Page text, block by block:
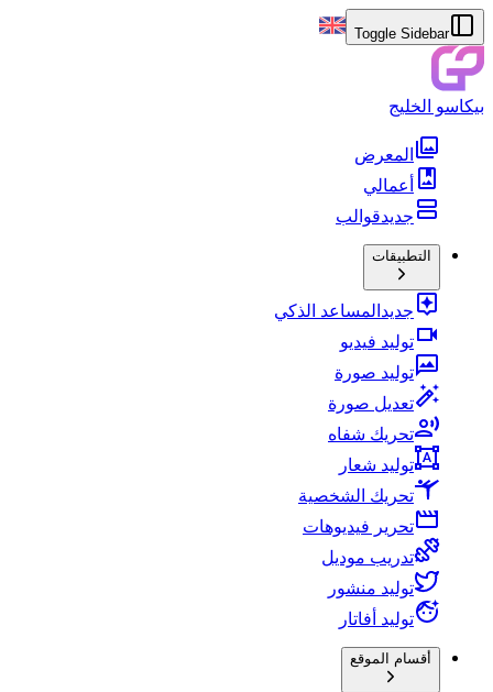
Toggle Sidebar
بيكاسو الخليج
المعرض
أعمالي
جديدقوالب
التطبيقات
جديد المساعد الذكي
توليد فيديو
توليد صورة
تعديل صورة
تحريك شفاه
توليد شعار
تحريك الشخصية
تحرير فيديوهات
تدريب موديل
توليد منشور
توليد أفاتار
أقسام الموقع